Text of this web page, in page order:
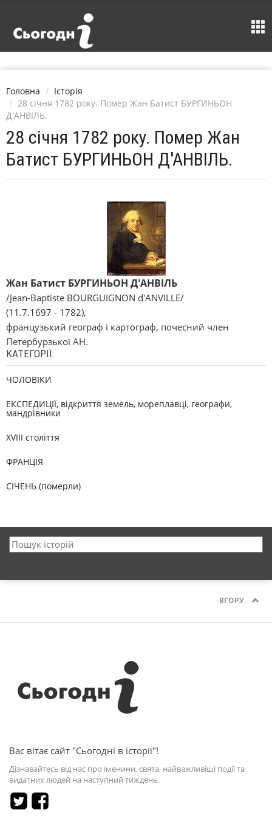
Головна
Історія
28 січня 1782 року. Помер Жан Батист БУРГИНЬОН
Д'АНВІЛЬ.
28 січня 1782 року. Помер Жан
Батист БУРГИНЬОН Д'АНВІЛЬ.
Жан Батист БУРГИНЬОН Д'АНВІЛЬ
/Jean-Baptiste BOURGUIGNON d'ANVILLE/
(11.7.1697 - 1782),
французький географ і картограф, почесний член
Петербурзької АН.
КАТЕГОРІЇ:
ЧОЛОВІКИ
ЕКСПЕДИЦІЇ, відкриття земель, мореплавці, географи,
мандрівники
XVIII століття
ФРАНЦІЯ
СІЧЕНЬ (померли)
ВГОРУ
Вас вітає сайт "Сьогодні в історії"!
Дізнавайтесь від нас про іменини, свята, найважливіші події та
видатних людей на наступний тиждень.